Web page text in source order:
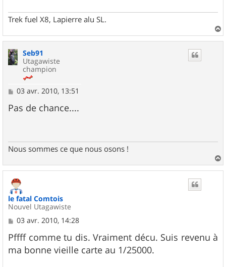
Trek fuel X8, Lapierre alu SL.
a
Seb91
Utagawiste
champion
M
s
s
03 avr. 2010, 13:51
Pas de chance....
Nous sommes ce que nous osons !
a
le fatal Comtois
Nouvel Utagawiste
M
s
s
a
03 avr. 2010, 14:28
Pffff comme tu dis. Vraiment décu. Suis revenu à
ma bonne vieille carte au 1/25000.